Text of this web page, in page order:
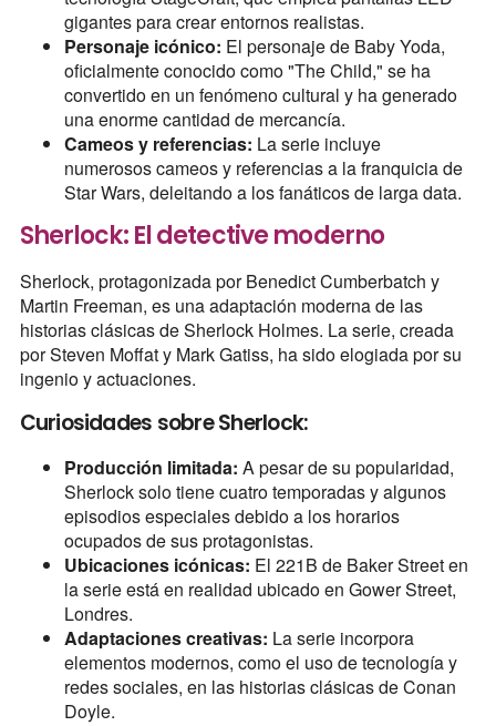
gigantes para crear entornos realistas.
Personaje icónico: El personaje de Baby Yoda,
oficialmente conocido como "The Child," se ha
convertido en un fenómeno cultural y ha generado
una enorme cantidad de mercancía.
Cameos y referencias: La serie incluye
numerosos cameos y referencias a la franquicia de
Star Wars, deleitando a los fanáticos de larga data.
Sherlock: El detective moderno
Sherlock, protagonizada por Benedict Cumberbatch y
Martin Freeman, es una adaptación moderna de las
historias clásicas de Sherlock Holmes. La serie, creada
por Steven Moffat y Mark Gatiss, ha sido elogiada por su
ingenio y actuaciones.
Curiosidades sobre Sherlock:
Producción limitada: A pesar de su popularidad,
Sherlock solo tiene cuatro temporadas y algunos
episodios especiales debido a los horarios
ocupados de sus protagonistas.
Ubicaciones icónicas: El 221B de Baker Street en
la serie está en realidad ubicado en Gower Street,
Londres.
Adaptaciones creativas: La serie incorpora
elementos modernos, como el uso de tecnología y
redes sociales, en las historias clásicas de Conan
Doyle.